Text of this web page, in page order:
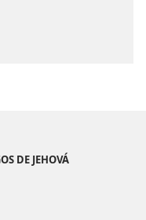
DE JEHOVÁ